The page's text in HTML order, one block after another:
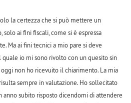
la certezza che si può mettere un
solo ai fini fiscali, come si è espressa
Ma ai fini tecnici a mio pare si deve
quale io mi sono rivolto con un quesito sin
non ho ricevuito il chiarimento. La mia
sempre in valutazione. Ho sollecitato
anno subito risposto dicendomi di attendere